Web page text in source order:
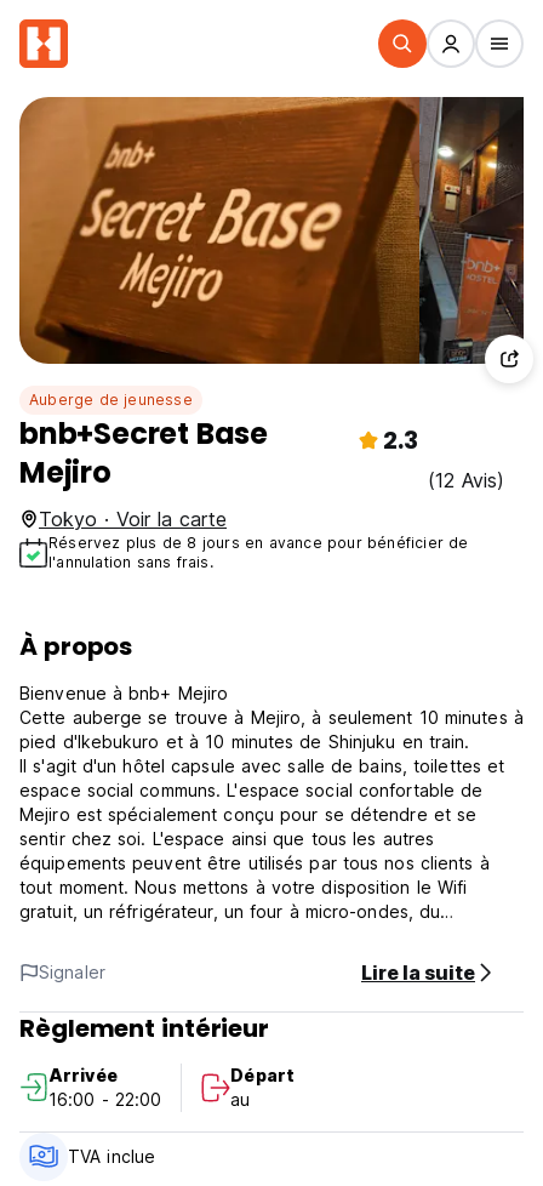
Auberge de jeunesse
bnb+Secret Base
Mejiro
2.3
(12 Avis)
Tokyo · Voir la carte
Réservez plus de 8 jours en avance pour bénéficier de
l'annulation sans frais.
À propos
Bienvenue à bnb+ Mejiro
Cette auberge se trouve à Mejiro, à seulement 10 minutes à
pied d'Ikebukuro et à 10 minutes de Shinjuku en train.
Il s'agit d'un hôtel capsule avec salle de bains, toilettes et
espace social communs. L'espace social confortable de
Mejiro est spécialement conçu pour se détendre et se
sentir chez soi. L'espace ainsi que tous les autres
équipements peuvent être utilisés par tous nos clients à
tout moment. Nous mettons à votre disposition le Wifi
gratuit, un réfrigérateur, un four à micro-ondes, du
gratuits.
Les environs sont plutôt calmes, avec quelques restaurants,
un supermarché à proximité et la gare de Mejiro au coin de
la rue.
jours de la semaine. (Auto-translated from original
language)
Signaler Lire la suite
Règlement intérieur
Arrivée
16:00 - 22:00
Départ
au
TVA inclue